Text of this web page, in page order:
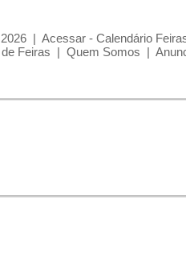
| Acessar - Calendário
Feiras | Quem Somos |